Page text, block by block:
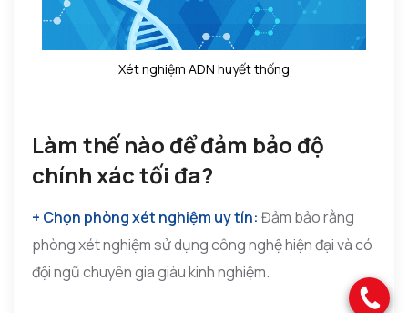
Xét nghiệm ADN huyết thống
Làm thế nào để đảm bảo độ
chính xác tối đa?
+ Chọn phòng xét nghiệm uy tín: Đảm bảo rằng
phòng xét nghiệm sử dụng công nghệ hiện đại và có
đội ngũ chuyên gia giàu kinh nghiệm.
.